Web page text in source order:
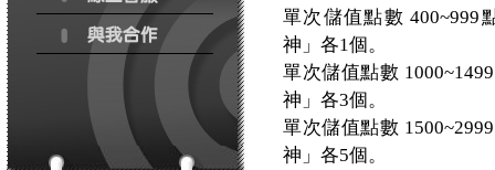
單次儲值點數 400~999
神」各1個。
單次儲值點數
神」各3個。
單次儲值點數
神」各5個。